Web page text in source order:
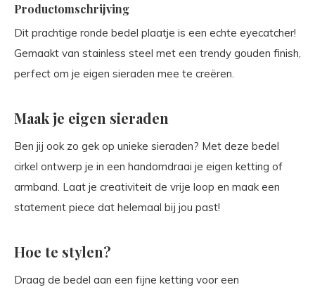
Productomschrijving
Dit prachtige ronde bedel plaatje is een echte eyecatcher!
Gemaakt van stainless steel met een trendy gouden finish,
perfect om je eigen sieraden mee te creëren.
Maak je eigen sieraden
Ben jij ook zo gek op unieke sieraden? Met deze bedel
cirkel ontwerp je in een handomdraai je eigen ketting of
armband. Laat je creativiteit de vrije loop en maak een
statement piece dat helemaal bij jou past!
Hoe te stylen?
Draag de bedel aan een fijne ketting voor een